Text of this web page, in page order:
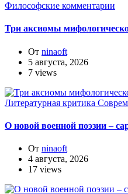
Философские комментарии
Три аксиомы
От ninaoft
5 августа, 2026
7 views
Литературная критика
О новой военной поэзии –
От ninaoft
4 августа, 2026
17 views